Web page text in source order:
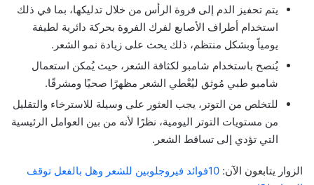
يتم تحفيز الدم إلى فروة الرأس من خلال تدليكها، بما في ذلك
استخدام أطراف الأصابع لفرك الفروة بحركة دائرية لطيفة
يومياً وبشكل منتظم، ذلك يحث على زيادة نمو الشعر.
يُنصح باستخدام شامبو لكثافة الشعر، حيث يُمكن استعمال
شامبو طبي مُوثق ليُعْطي الشعر مظهرًا صحيًا ومشرقًا.
للتخلص من التوتر، يجب العثور على وسيلة للاسترخاء والتقليل
من مستويات التوتر اليومية، نظرًا لأنه من بين العوامل الرئيسية
التي تؤدي إلى تساقط الشعر.
الزوار يتابعون الآن:
10فوائد فيروجلوبين للشعر وهل بالفعل توقف